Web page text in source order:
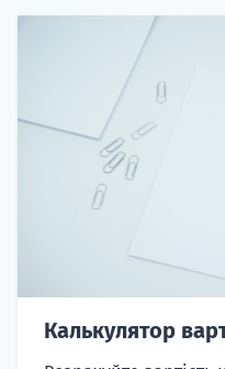
Калькулятор